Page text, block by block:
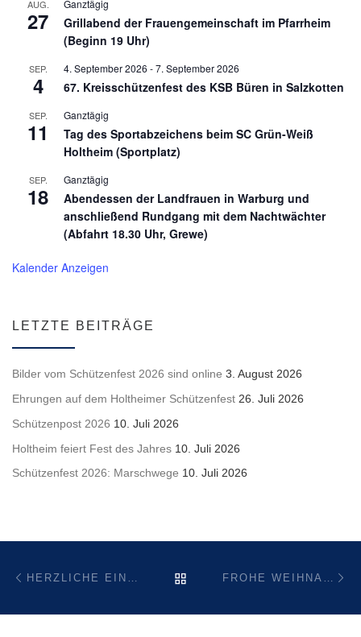
AUG.
27
Ganztägig
Grillabend der Frauengemeinschaft im Pfarrheim
(Beginn 19 Uhr)
SEP.
4
4. September 2026 -7. September 2026
67. Kreisschützenfest des KSB Büren in Salzkotten
SEP.
11
Ganztägig
Tag des Sportabzeichens beim SC Grün-Weiß
Holtheim (Sportplatz)
SEP.
18
Ganztägig
Abendessen der Landfrauen in Warburg und
anschließend Rundgang mit dem Nachtwächter
(Abfahrt 18.30 Uhr, Grewe)
Kalender Anzeigen
LETZTE BEITRÄGE
Bilder vom Schützenfest 2026 sind online 3. August 2026
Ehrungen auf dem Holtheimer Schützenfest 26. Juli 2026
Schützenpost 2026 10. Juli 2026
Holtheim feiert Fest des Jahres 10. Juli 2026
Schützenfest 2026: Marschwege 10. Juli 2026
BeitragsnavigationZURÜCK ZUR